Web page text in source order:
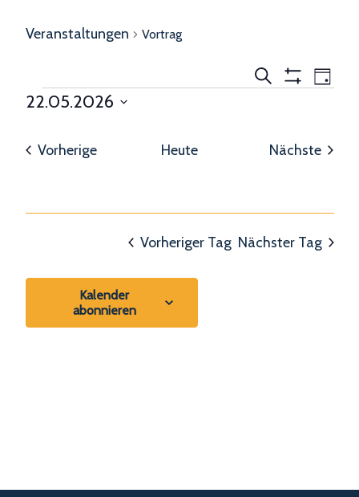
Veranstaltungen Vortrag
Veranstaltungen
Suche
Navigation
Suche
FilterTag
Veranstaltungen
22.05.2026
wählen.
VorherigeVeranstaltungen
Heute Nächste
Vorheriger Tag Nächster Tag
Kalender
abonnieren